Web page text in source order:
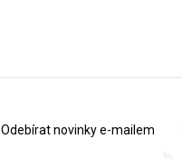
Odebírat novinky e-mailem